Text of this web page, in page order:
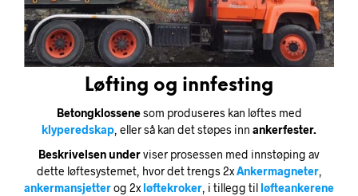
Løfting og innfesting
Betongklossenesom produseres kan løftes med
klyperedskap, eller så kan det støpes inn ankerfester.
Beskrivelsen underviser prosessen med innstøping av
dette løftesystemet, hvor det trengs 2xAnkermagneter,
ankermansjetterog 2x løftekroker, i tillegg til løfteankerene